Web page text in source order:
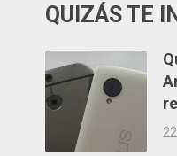
QUIZÁS TE